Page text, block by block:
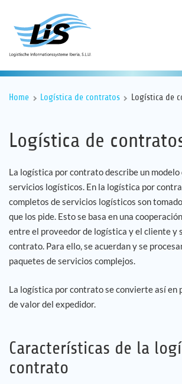
Servicios
Empresa
Empleo
Noticias
Home Logística de contratos Logística de
Logística de
La logística por contrato describe un modelo
servicios logísticos. En la logística por
completos de servicios logísticos son
que los pide. Esto se basa en una
entre el proveedor de logística y el cliente y
contrato. Para ello, se acuerdan y se
paquetes de servicios complejos.
La logística por contrato se convierte así en
de valor del expedidor.
Características de la
contrato